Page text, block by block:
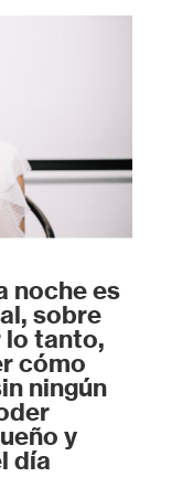
noche es
sobre
lo tanto,
cómo
ningún
y
día